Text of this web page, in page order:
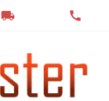
local_shipping call